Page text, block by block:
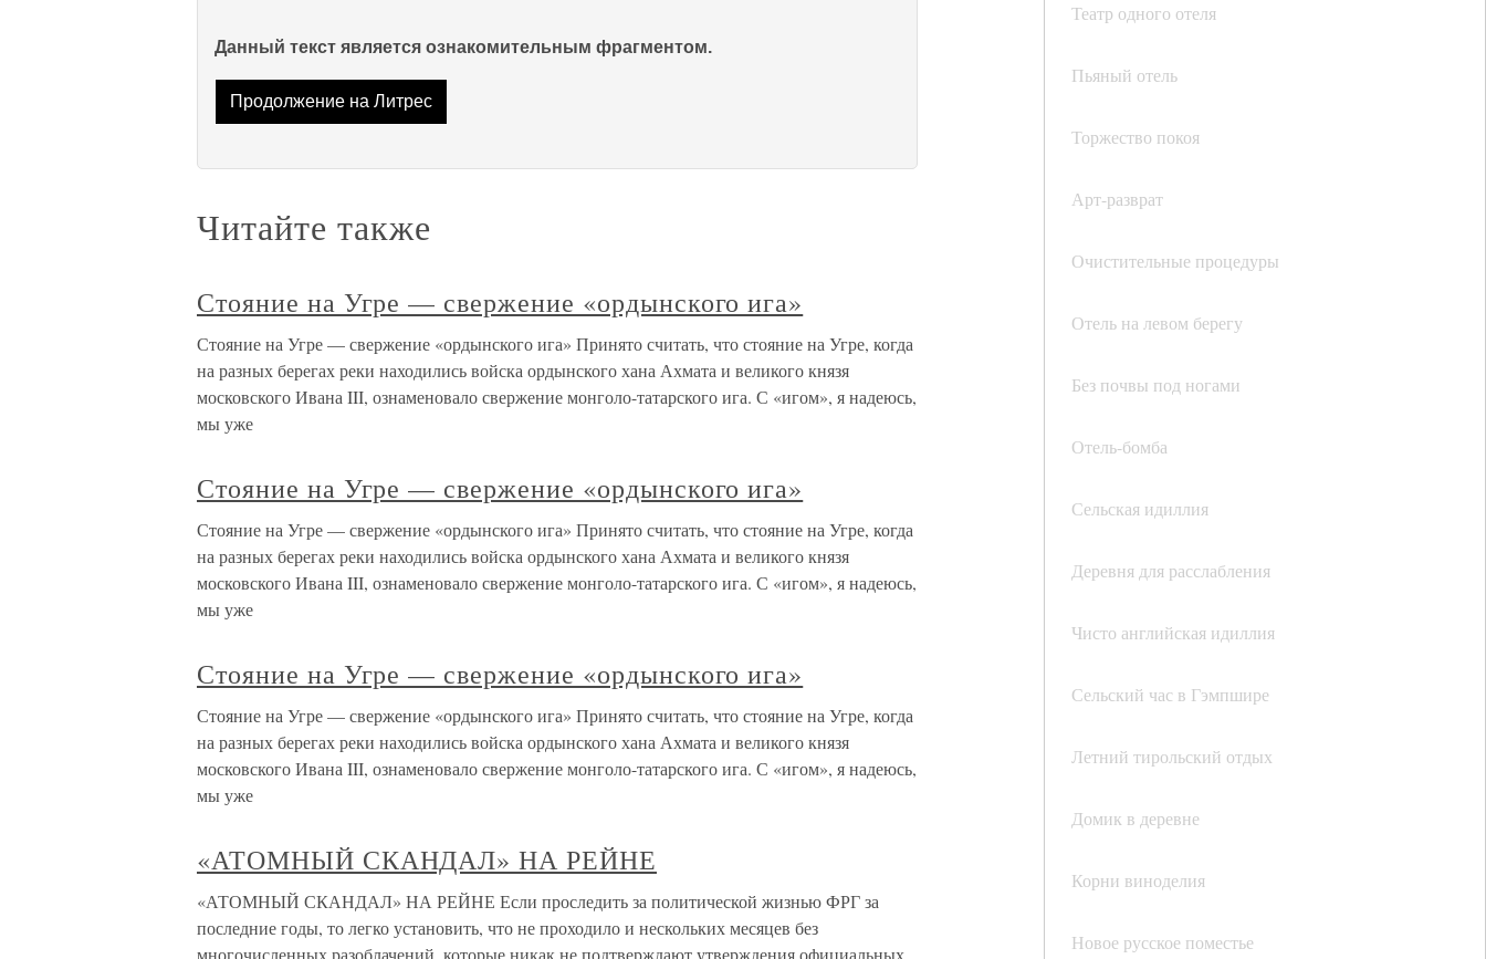
Театр одного отеля
Пьяный отель
Торжество покоя
Арт-разврат
Очистительные процедуры
Отель на левом берегу
Без почвы под ногами
Отель-бомба
Сельская идиллия
Деревня для расслабления
Чисто английская идиллия
Сельский час в Гэмпшире
Летний тирольский отдых
Домик в деревне
Корни виноделия
Новое русское поместье
Данный текст является ознакомительным фрагментом.
Продолжение на Литрес
Читайте также
Стояние на Угре — свержение «ордынского ига»
Стояние на Угре — свержение «ордынского ига» Принято считать, что стояние на Угре, когда
на разных берегах реки находились войска ордынского хана Ахмата и великого князя
московского Ивана III, ознаменовало свержение монголо-татарского ига. С «игом», я надеюсь,
мы уже
Стояние на Угре — свержение «ордынского ига»
Стояние на Угре — свержение «ордынского ига» Принято считать, что стояние на Угре, когда
на разных берегах реки находились войска ордынского хана Ахмата и великого князя
московского Ивана III, ознаменовало свержение монголо-татарского ига. С «игом», я надеюсь,
мы уже
Стояние на Угре — свержение «ордынского ига»
Стояние на Угре — свержение «ордынского ига» Принято считать, что стояние на Угре, когда
на разных берегах реки находились войска ордынского хана Ахмата и великого князя
московского Ивана III, ознаменовало свержение монголо-татарского ига. С «игом», я надеюсь,
мы уже
«АТОМНЫЙ СКАНДАЛ» НА РЕЙНЕ
«АТОМНЫЙ СКАНДАЛ» НА РЕЙНЕ Если проследить за политической жизнью ФРГ за
последние годы, то легко установить, что не проходило и нескольких месяцев без